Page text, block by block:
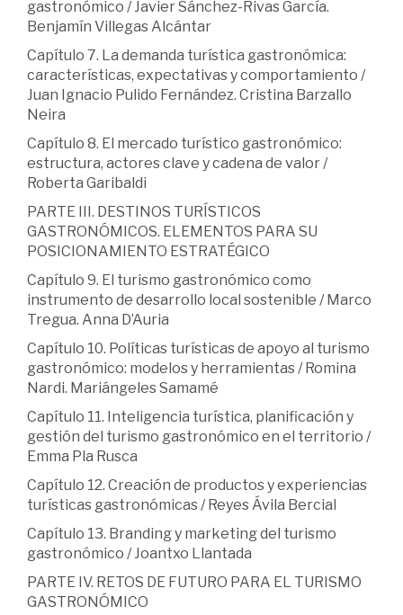
gastronómico / Javier Sánchez-Rivas García.
Benjamín Villegas Alcántar
Capítulo 7. La demanda turística gastronómica:
características, expectativas y comportamiento /
Juan Ignacio Pulido Fernández. Cristina Barzallo
Neira
Capítulo 8. El mercado turístico gastronómico:
estructura, actores clave y cadena de valor /
Roberta Garibaldi
PARTE III. DESTINOS TURÍSTICOS
GASTRONÓMICOS. ELEMENTOS PARA SU
POSICIONAMIENTO ESTRATÉGICO
Capítulo 9. El turismo gastronómico como
instrumento de desarrollo local sostenible / Marco
Tregua. Anna D’Auria
Capítulo 10. Políticas turísticas de apoyo al turismo
gastronómico: modelos y herramientas / Romina
Nardi. Mariángeles Samamé
Capítulo 11. Inteligencia turística, planificación y
gestión del turismo gastronómico en el territorio /
Emma Pla Rusca
Capítulo 12. Creación de productos y experiencias
turísticas gastronómicas / Reyes Ávila Bercial
Capítulo 13. Branding y marketing del turismo
gastronómico / Joantxo Llantada
PARTE IV. RETOS DE FUTURO PARA EL TURISMO
GASTRONÓMICO